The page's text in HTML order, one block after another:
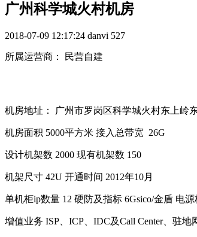
广州科学城火村机房
2018-07-09 12:17:24 danvi 527
所属运营商： 民营自建
机房地址： 广州市罗岗区科学城火村东上岭
机房面积 5000平方米 接入总带宽 26G
设计机架数 2000 现有机架数 150
机架尺寸 42U 开通时间 2012年10月
单机柜ip数量 12 硬防及指标 6Gsico/金盾 电
增值业务 ISP、ICP、IDC及Call Center、驻地